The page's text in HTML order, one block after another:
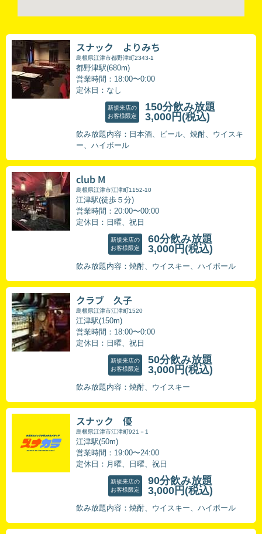
スナック よりみち
島根県江津市都野津町2343-1
都野津駅(680m)
営業時間：18:00〜0:00
定休日：なし
新規来店の
お客様限定
150分飲み放題
3,000円 (税込)
飲み放題内容：日本酒、ビール、焼酎、ウイスキ
ー、ハイボール
club M
島根県江津市江津町1152-10
江津駅(徒歩５分)
営業時間：20:00〜00:00
定休日：日曜、祝日
新規来店の
お客様限定
60分飲み放題
3,000円 (税込)
飲み放題内容：焼酎、ウイスキー、ハイボール
クラブ 久子
島根県江津市江津町1520
江津駅(150m)
営業時間：18:00〜0:00
定休日：日曜、祝日
新規来店の
お客様限定
50分飲み放題
3,000円 (税込)
飲み放題内容：焼酎、ウイスキー
スナック 優
島根県江津市江津町921－1
江津駅(50m)
営業時間：19:00〜24:00
定休日：月曜、日曜、祝日
新規来店の
お客様限定
90分飲み放題
3,000円 (税込)
飲み放題内容：焼酎、ウイスキー、ハイボール